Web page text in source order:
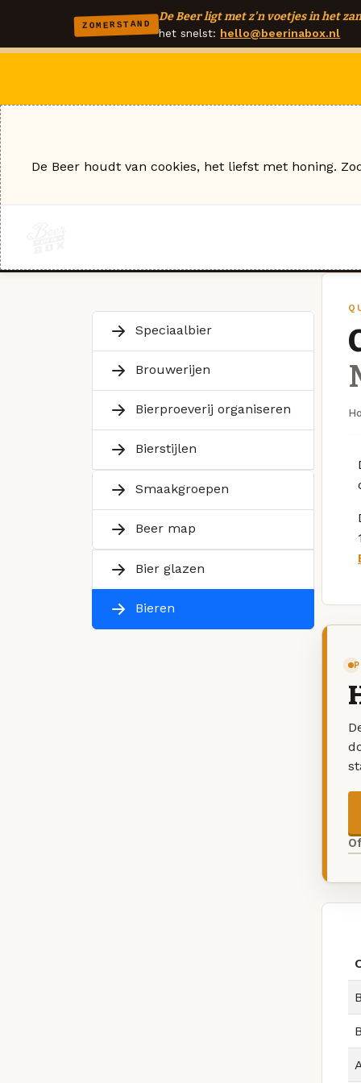
ZOMERSTAND
De Beer ligt met z'n voetjes in het
het snelst: hello@beerinabox.nl
Speciaalbier
Brouwerijen
Bierproeverij organiseren
Bierstijlen
Smaakgroepen
Beer map
Bier glazen
Bieren
De Beer houdt van cookies, het liefst met honing.